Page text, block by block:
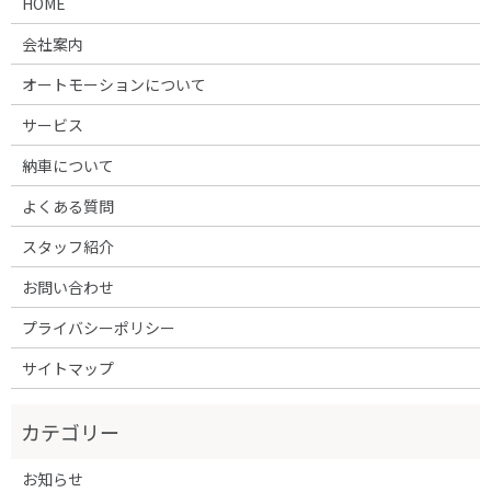
会社案内
オートモーションについて
サービス
納車について
よくある質問
スタッフ紹介
お問い合わせ
プライバシーポリシー
サイトマップ
お知らせ